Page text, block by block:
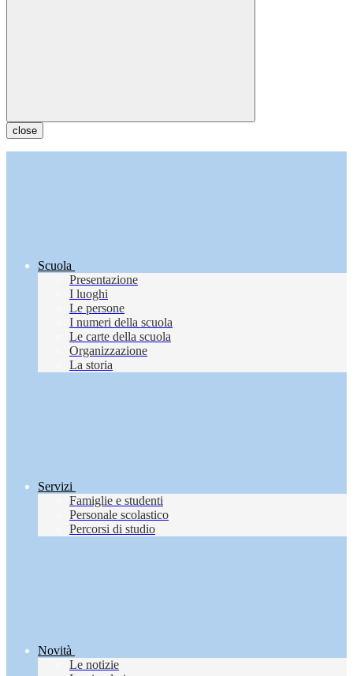
close
Scuola
Presentazione
I luoghi
Le persone
I numeri della scuola
Le carte della scuola
Organizzazione
La storia
Servizi
Famiglie e studenti
Personale scolastico
Percorsi di studio
Novità
Le notizie